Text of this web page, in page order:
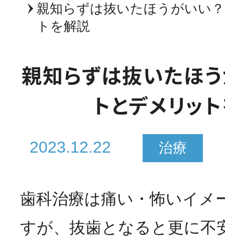
親知らずは抜いたほうがいい
トを解説
親知らずは抜いたほ
トとデメリッ
2023.12.22 治療
歯科治療は痛い・怖いイメ
すが、抜歯となると更に不